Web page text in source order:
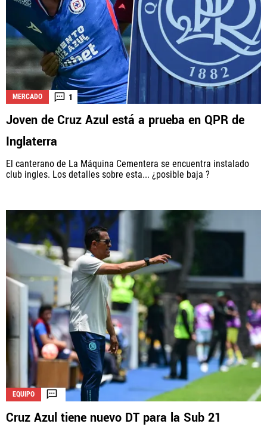
MERCADO 1
Joven de Cruz Azul está a prueba en QPR de
Inglaterra
El canterano de La Máquina Cementera se encuentra instalado
club ingles. Los detalles sobre esta... ¿posible baja ?
EQUIPO
Cruz Azul tiene nuevo DT para la Sub 21